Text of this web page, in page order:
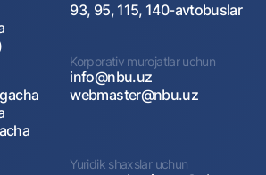
93, 95, 115, 140-avtobuslar
Korporativ murojatlar uchun
info@nbu.uz
webmaster@nbu.uz
Yuridik shaxslar uchun